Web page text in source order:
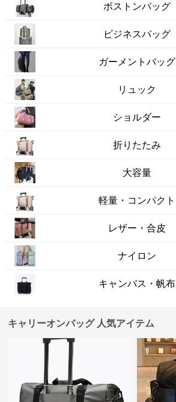
ボストンバッグ
ビジネスバッグ
ガーメントバッグ
リュック
ショルダー
折りたたみ
大容量
軽量・コンパクト
レザー・合皮
ナイロン
キャンバス・帆布
キャリーオンバッグ 人気アイテム